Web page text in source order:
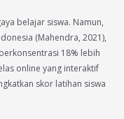
belajar siswa. Namun,
(Mahendra, 2021),
18% lebih
online yang interaktif
skor latihan siswa